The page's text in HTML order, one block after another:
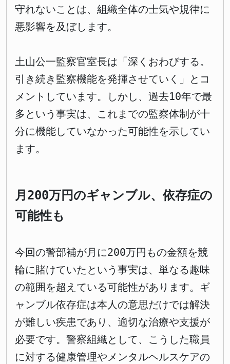
守れないことは、組織全体の士気や規律に
悪影響を及ぼします。
土山公一監察官室長は「深くおわびする。
引き続き監察機能を発揮させていく」とコ
メントしています。しかし、過去10年で最
多という事実は、これまでの監察体制が十
分に機能していなかった可能性を示してい
ます。
月200万円のギャンブル、依存症の
可能性も
今回の警部補が月に200万円もの金額を競
輪に賭けていたという事実は、単なる趣味
の範囲を超えている可能性があります。ギ
ャンブル依存症は本人の意思だけでは解決
が難しい疾患であり、適切な治療や支援が
必要です。警察組織として、こうした職員
に対する健康管理やメンタルヘルスケアの